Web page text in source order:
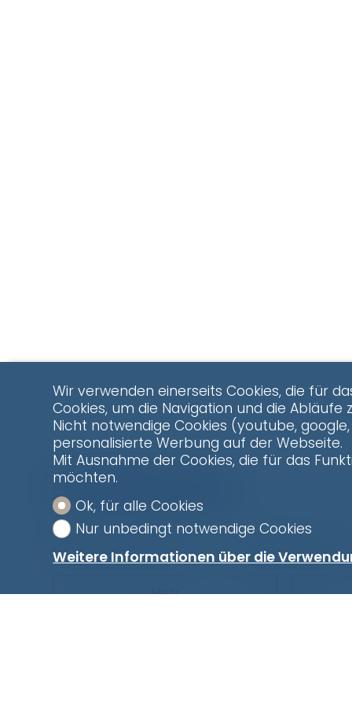
Kontaktformular
Natürliche Person Juristische
Herr
Wir verwenden einerseits Cookies, die für
Cookies, um die Navigation und die Abläufe
Nicht notwendige Cookies (youtube,
personalisierte Werbung auf der Webseite.
Mit Ausnahme der Cookies, die für das
möchten.
Ok, für alle Cookies
Nur unbedingt notwendige Cookies
Weitere Informationen über die